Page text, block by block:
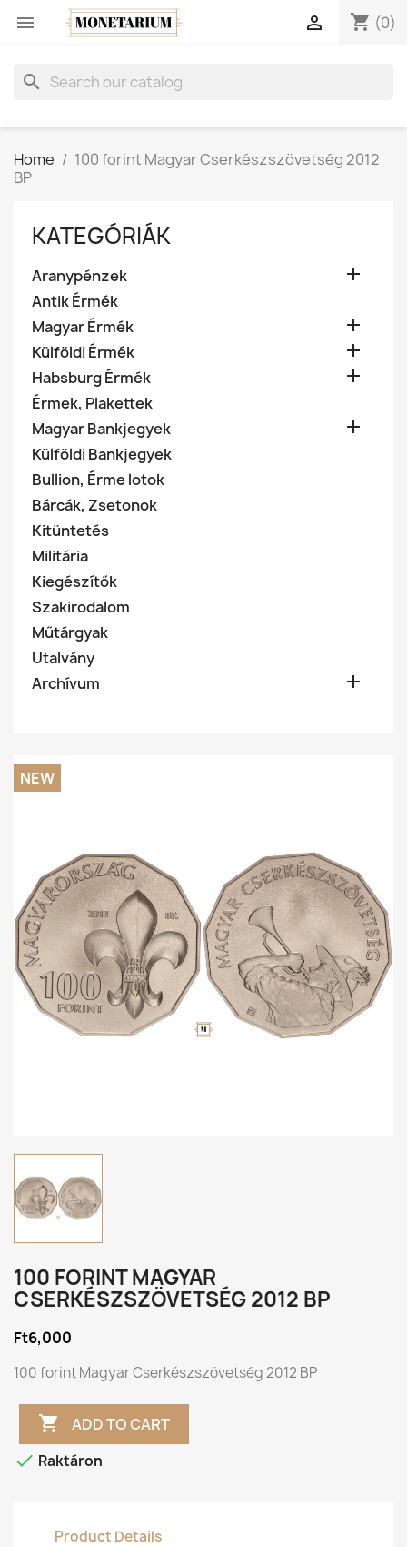
 shopping_cart (0)

search
Home
100 forint Magyar Cserkészszövetség 2012
BP
KATEGÓRIÁK
Aranypénzek 
Antik Érmék
Magyar Érmék

Külföldi Érmék 
Habsburg Érmék 
Érmek, Plakettek
Magyar Bankjegyek

Külföldi Bankjegyek
Bullion, Érme lotok
Bárcák, Zsetonok
Kitüntetés
Militária
Kiegészítők
Szakirodalom
Műtárgyak
Utalvány
Archívum

NEW
100 FORINT MAGYAR
CSERKÉSZSZÖVETSÉG 2012 BP
Ft6,000
100 forint Magyar Cserkészszövetség 2012 BP
 ADD TO CART
 Raktáron
Product Details